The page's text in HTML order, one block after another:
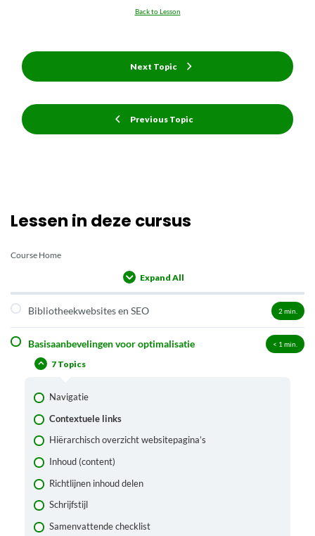
Previous Topic
Back to Lesson
Next Topic
Lessen in deze cursus
Course Home
Expand All
Bibliotheekwebsites en SEO 2 min.
Basisaanbevelingen voor optimalisatie < 1 min.
7 Topics
Navigatie
Contextuele links
Hiërarchisch overzicht websitepagina’s
Inhoud (content)
Richtlijnen inhoud delen
Schrijfstijl
Samenvattende checklist